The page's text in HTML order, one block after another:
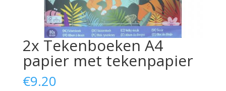
2x Tekenboeken A4
papier met tekenpapier
€9.20